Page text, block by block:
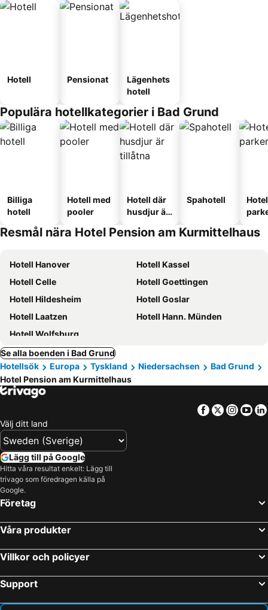
Hotell Pensionat
Lägenhets
hotell
Populära hotellkategorier i Bad Grund
Billiga
hotell
Hotell med
pooler
Hotell där
husdjur är
Spahotell
Resmål nära Hotel Pension am Kurmittelhaus
Hotell Hanover
Hotell Kassel
Hotell Celle
Hotell Goettingen
Hotell Hildesheim
Hotell Goslar
Hotell Laatzen
Hotell Hann. Münden
Hotell Wolfsburg
Se alla boenden i Bad Grund
Hotellsök
Europa Tyskland Niedersachsen
Bad Grund
Hotel Pension am Kurmittelhaus
Facebook
Twitter
Välj ditt land
Lägg till på Google
Hitta våra resultat enkelt: Lägg till
trivago som föredragen källa på
Google.
Företag
Våra produkter
Villkor och policyer
Support